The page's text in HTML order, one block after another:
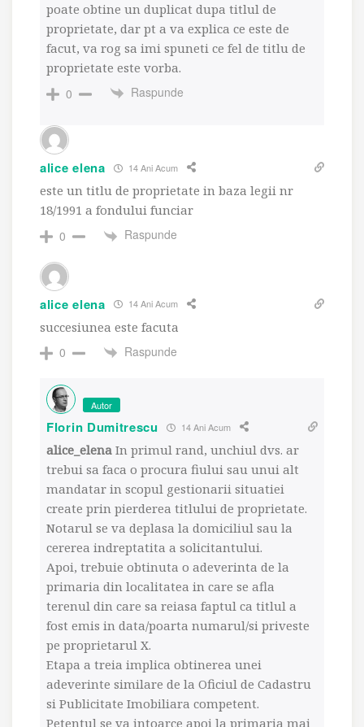
poate obtine un duplicat dupa titlul de
proprietate, dar pt a va explica ce este de
facut, va rog sa imi spuneti ce fel de titlu de
proprietate este vorba.
0
Raspunde
alice elena 14 Ani Acum
este un titlu de proprietate in baza legii nr
18/1991 a fondului funciar
0
Raspunde
alice elena 14 Ani Acum
succesiunea este facuta
0
Raspunde
Autor
Florin Dumitrescu 14 Ani Acum
alice_elena In primul rand, unchiul dvs. ar
trebui sa faca o procura fiului sau unui alt
mandatar in scopul gestionarii situatiei
create prin pierderea titlului de proprietate.
Notarul se va deplasa la domiciliul sau la
cererea indreptatita a solicitantului.
Apoi, trebuie obtinuta o adeverinta de la
primaria din localitatea in care se afla
terenul din care sa reiasa faptul ca titlul a
fost emis in data/poarta numarul/si priveste
pe proprietarul X.
Etapa a treia implica obtinerea unei
adeverinte similare de la Oficiul de Cadastru
si Publicitate Imobiliara competent.
Petentul se va intoarce apoi la primaria mai